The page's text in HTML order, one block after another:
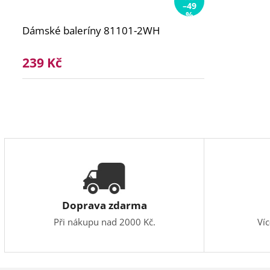
–49
%
Dámské baleríny 81101-2WH
239 Kč
Doprava zdarma
Při nákupu nad 2000 Kč.